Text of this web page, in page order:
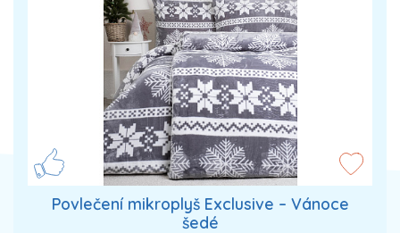
Povlečení mikroplyš Exclusive – Vánoce
šedé